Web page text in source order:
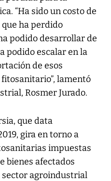
“Ha sido un costo de
ha perdido
podido desarrollar de
podido escalar en la
de esos
lamentó
Rosmer Jurado.
que data
gira en torno a
impuestas
bienes afectados
sector agroindustrial